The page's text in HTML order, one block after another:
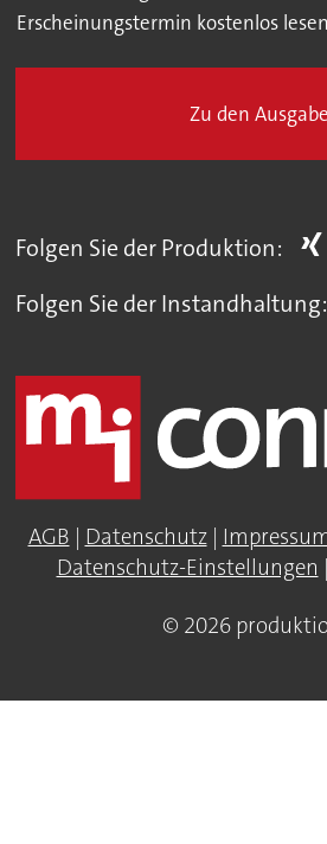
Erscheinungstermin kostenlos
Zu den
Folgen Sie der Produktion:
Folgen Sie der Instandhaltung:
AGB | Datenschutz|
Datenschutz-Einstellungen |
© 2026